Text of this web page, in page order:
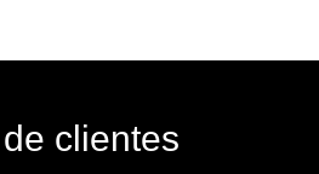
clientes